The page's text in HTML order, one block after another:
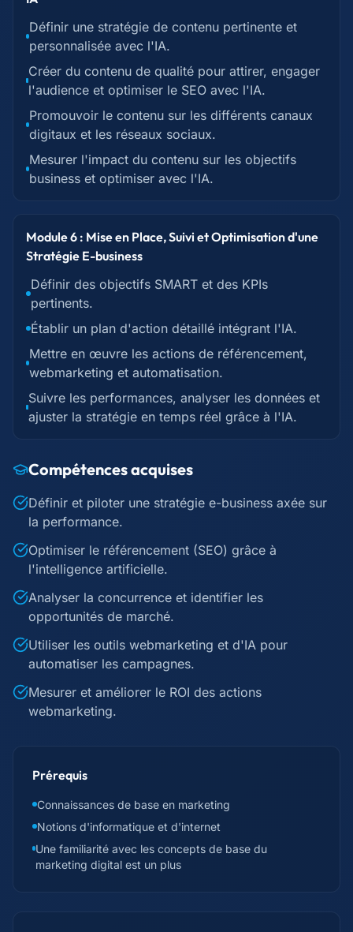
Définir une stratégie de contenu pertinente et
personnalisée avec l'IA.
Créer du contenu de qualité pour attirer, engager
l'audience et optimiser le SEO avec l'IA.
Promouvoir le contenu sur les différents canaux
digitaux et les réseaux sociaux.
Mesurer l'impact du contenu sur les objectifs
business et optimiser avec l'IA.
Module 6 : Mise en Place, Suivi et Optimisation d'une
Stratégie E-business
Définir des objectifs SMART et des KPIs
pertinents.
Établir un plan d'action détaillé intégrant l'IA.
Mettre en œuvre les actions de référencement,
webmarketing et automatisation.
Suivre les performances, analyser les données et
ajuster la stratégie en temps réel grâce à l'IA.
Compétences acquises
Définir et piloter une stratégie e-business axée sur
la performance.
Optimiser le référencement (SEO) grâce à
l'intelligence artificielle.
Analyser la concurrence et identifier les
opportunités de marché.
Utiliser les outils webmarketing et d'IA pour
automatiser les campagnes.
Mesurer et améliorer le ROI des actions
webmarketing.
Prérequis
Connaissances de base en marketing
Notions d'informatique et d'internet
Une familiarité avec les concepts de base du
marketing digital est un plus